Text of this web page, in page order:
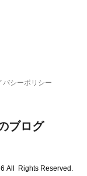
バシーポリシー
ブログ
All Rights Reserved.